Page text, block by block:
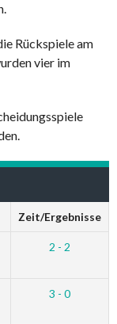
Rückspiele am
vier im
Zeit/Ergebnisse
2 - 2
3 - 0